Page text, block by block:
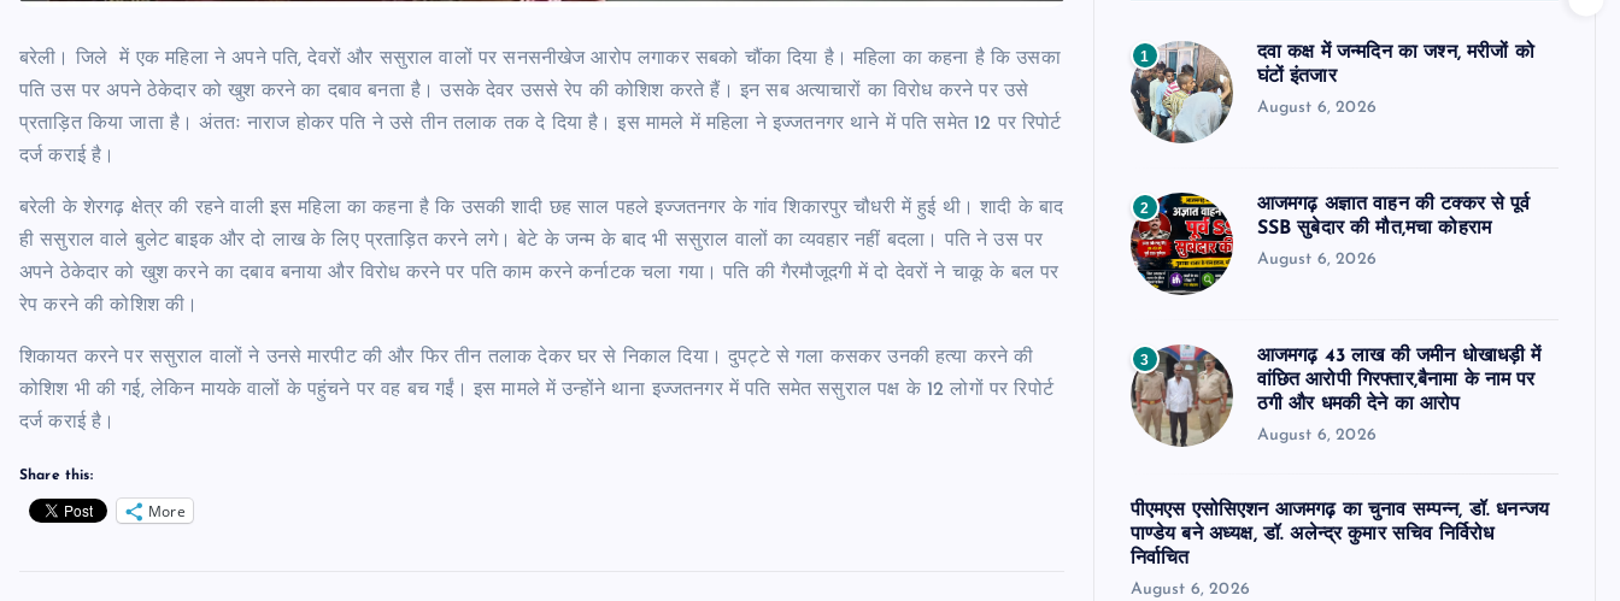
बरेली। जिले में एक महिला ने अपने पति, देवरों और ससुराल वालों पर सनसनीखेज आरोप लगाकर सबको चौंका दिया है। महिला का कहना है कि उसका
पति उस पर अपने ठेकेदार को खुश करने का दबाव बनता है। उसके देवर उससे रेप की कोशिश करते हैं। इन सब अत्याचारों का विरोध करने पर उसे
प्रताड़ित किया जाता है। अंततः नाराज होकर पति ने उसे तीन तलाक तक दे दिया है। इस मामले में महिला ने इज्जतनगर थाने में पति समेत 12 पर रिपोर्ट
दर्ज कराई है।
बरेली के शेरगढ़ क्षेत्र की रहने वाली इस महिला का कहना है कि उसकी शादी छह साल पहले इज्जतनगर के गांव शिकारपुर चौधरी में हुई थी। शादी के बाद
ही ससुराल वाले बुलेट बाइक और दो लाख के लिए प्रताड़ित करने लगे। बेटे के जन्म के बाद भी ससुराल वालों का व्यवहार नहीं बदला। पति ने उस पर
अपने ठेकेदार को खुश करने का दबाव बनाया और विरोध करने पर पति काम करने कर्नाटक चला गया। पति की गैरमौजूदगी में दो देवरों ने चाकू के बल पर
रेप करने की कोशिश की।
शिकायत करने पर ससुराल वालों ने उनसे मारपीट की और फिर तीन तलाक देकर घर से निकाल दिया। दुपट्टे से गला कसकर उनकी हत्या करने की
कोशिश भी की गई, लेकिन मायके वालों के पहुंचने पर वह बच गईं। इस मामले में उन्होंने थाना इज्जतनगर में पति समेत ससुराल पक्ष के 12 लोगों पर रिपोर्ट
दर्ज कराई है।
Share this:
More
1
दवा कक्ष में जन्मदिन का जश्न, मरीजों को
घंटों इंतजार
August 6, 2026
2
आजमगढ़ अज्ञात वाहन की टक्कर से पूर्व
SSB सुबेदार की मौत,मचा कोहराम
August 6, 2026
3
आजमगढ़ 43 लाख की जमीन धोखाधड़ी में
वांछित आरोपी गिरफ्तार,बैनामा के नाम पर
ठगी और धमकी देने का आरोप
August 6, 2026
पीएमएस एसोसिएशन आजमगढ़ का चुनाव सम्पन्न, डॉ. धनन्जय
पाण्डेय बने अध्यक्ष, डॉ. अलेन्द्र कुमार सचिव निर्विरोध
निर्वाचित
August 6, 2026